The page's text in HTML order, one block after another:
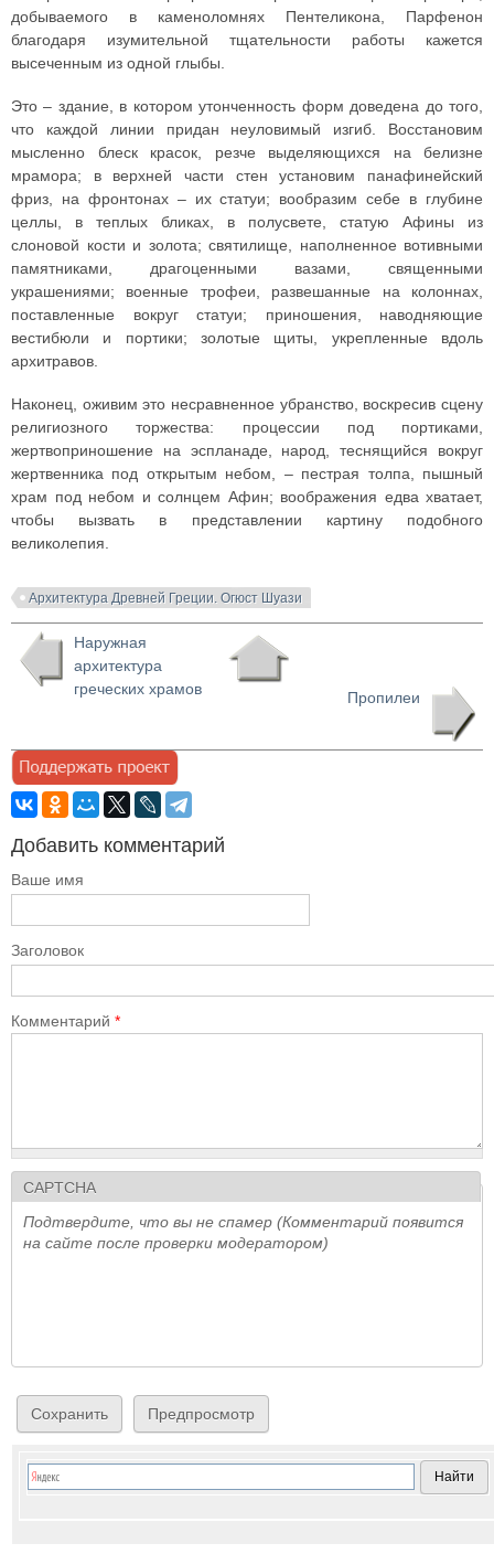
добываемого в каменоломнях Пентеликона, Парфенон
благодаря изумительной тщательности работы кажется
высеченным из одной глыбы.
Это – здание, в котором утонченность форм доведена до того,
что каждой линии придан неуловимый изгиб. Восстановим
мысленно блеск красок, резче выделяющихся на белизне
мрамора; в верхней части стен установим панафинейский
фриз, на фронтонах – их статуи; вообразим себе в глубине
целлы, в теплых бликах, в полусвете, статую Афины из
слоновой кости и золота; святилище, наполненное вотивными
памятниками, драгоценными вазами, священными
украшениями; военные трофеи, развешанные на колоннах,
поставленные вокруг статуи; приношения, наводняющие
вестибюли и портики; золотые щиты, укрепленные вдоль
архитравов.
Наконец, оживим это несравненное убранство, воскресив сцену
религиозного торжества: процессии под портиками,
жертвоприношение на эспланаде, народ, теснящийся вокруг
жертвенника под открытым небом, – пестрая толпа, пышный
храм под небом и солнцем Афин; воображения едва хватает,
чтобы вызвать в представлении картину подобного
великолепия.
Архитектура Древней Греции. Огюст Шуази
Наружная
архитектура
греческих храмов
Пропилеи
Добавить комментарий
Ваше имя
Заголовок
Комментарий *
CAPTCHA
Подтвердите, что вы не спамер (Комментарий появится
на сайте после проверки модератором)